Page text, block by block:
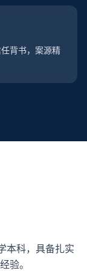
背书，案源精
本科，具备扎实
验。